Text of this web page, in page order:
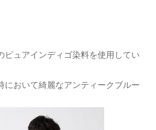
ピュアインディゴ染料を使用してい
において綺麗なアンティークブルー